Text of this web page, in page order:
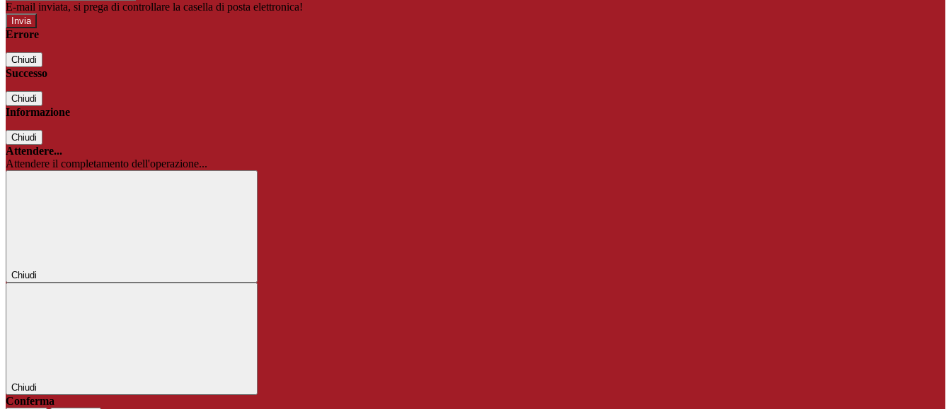
E-mail inviata, si prega di controllare la casella di posta elettronica!
Errore
Chiudi
Successo
Chiudi
Informazione
Chiudi
Attendere...
Attendere il completamento dell'operazione...
Chiudi
Chiudi
Conferma